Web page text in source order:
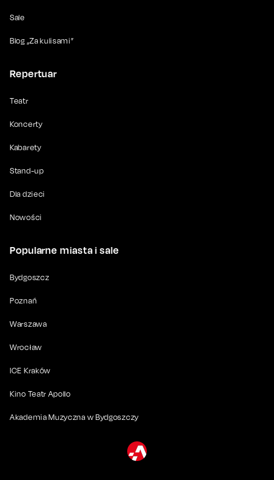
Sale
Blog „Za kulisami”
Repertuar
Teatr
Koncerty
Kabarety
Stand-up
Dla dzieci
Nowości
Popularne miasta i sale
Bydgoszcz
Poznań
Warszawa
Wrocław
ICE Kraków
Kino Teatr Apollo
Akademia Muzyczna w Bydgoszczy